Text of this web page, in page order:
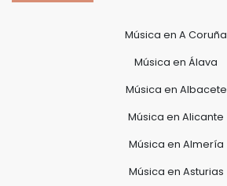
Música en A Coruña
Música en Álava
Música en Albacete
Música en Alicante
Música en Almería
Música en Asturias